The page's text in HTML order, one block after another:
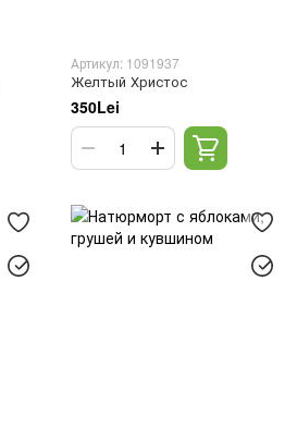
Артикул: 1091937
Желтый Христос
350Lei